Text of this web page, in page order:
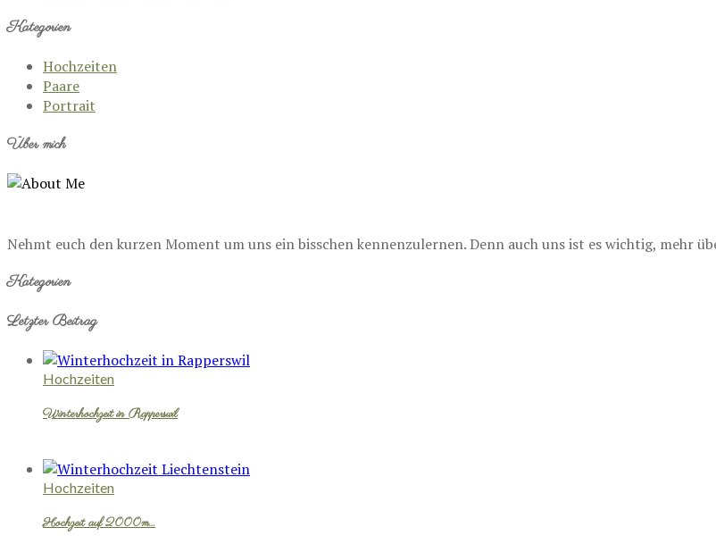
Kategorien
Hochzeiten
Paare
Portrait
Über mich
Nehmt euch den kurzen Moment um uns ein bisschen kennenzulernen. Denn auch uns ist es wichtig, mehr
Kategorien
Letzter Beitrag
Hochzeiten
Winterhochzeit in Rapperswil
Hochzeiten
Hochzeit auf 2000m…